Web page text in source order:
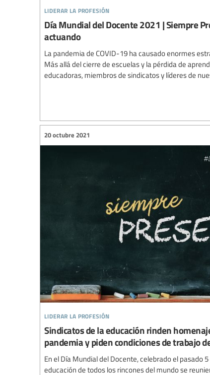
liderar la profesión
Día Mundial del Docente 2021 | Siempre
actuando
La pandemia de COVID-19 ha causado enormes
Más allá del cierre de escuelas y la pérdida de
educadoras, miembros de sindicatos y líderes de
liderar la profesión
20 octubre 2021
Sindicatos de la educación rinden
pandemia y piden condiciones de trabajo
En el Día Mundial del Docente, celebrado el pasado
educación de todos los rincones del mundo se